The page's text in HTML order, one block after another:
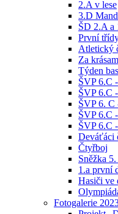
2.A v lese
3.D
ŠD 2.A a
První
Atletický
Za
Týden
ŠVP 6.C
ŠVP 6.C
ŠVP 6. C
ŠVP 6.C
ŠVP 6.C
Deváťáci
Čtyřboj
Sněžka
1.a první
Hasiči ve
Fotogalerie